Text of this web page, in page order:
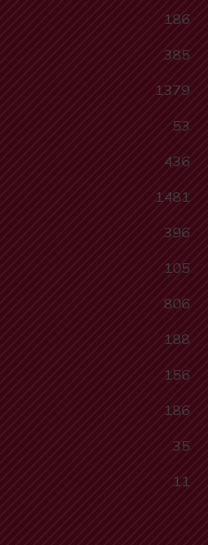
186
385
1379
53
436
1481
396
105
806
188
156
186
35
11